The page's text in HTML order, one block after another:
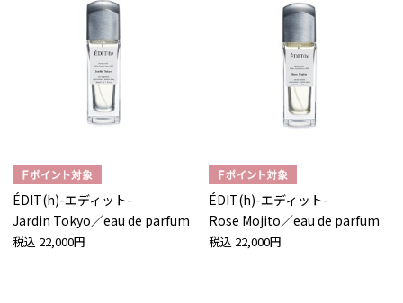
ÉDIT(h)-エディット-
Jardin Tokyo／eau de parfum
税込 22,000円
ÉDIT(h)-エディット-
Rose Mojito／eau de parfum
税込 22,000円